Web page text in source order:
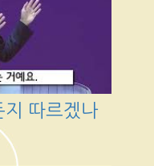
따르겠나